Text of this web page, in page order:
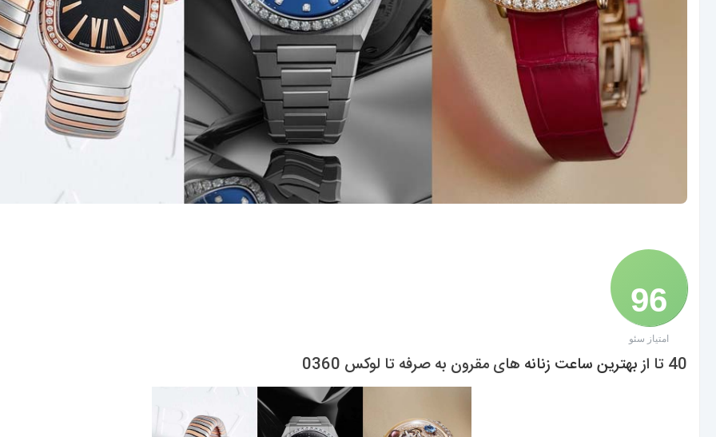
96
/ 100
امتیاز سئو
40 تا از بهترین ساعت زنانه های مقرون به صرفه تا لوکس 0360